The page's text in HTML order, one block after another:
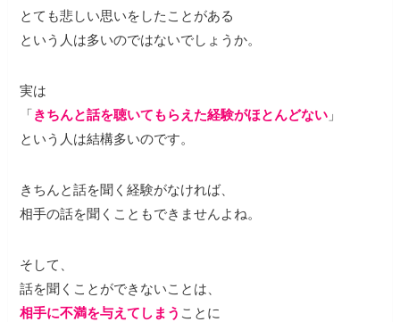
とても悲しい思いをしたことがある
という人は多いのではないでしょうか。
実は
「きちんと話を聴いてもらえた経験がほとんどない 」
という人は結構多いのです。
きちんと話を聞く経験がなければ、
相手の話を聞くこともできませんよね。
そして、
話を聞くことができないことは、
相手に不満を与えてしまう ことに